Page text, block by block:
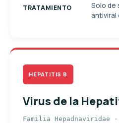
TRATAMIENTO
Solo de
antiviral
HEPATITIS B
Virus de la
Familia Hepadnaviridae